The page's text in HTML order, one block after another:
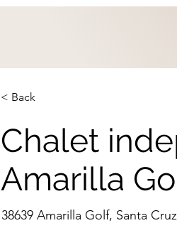
< Back
Chalet
Amarilla
38639 Amarilla Golf, Santa